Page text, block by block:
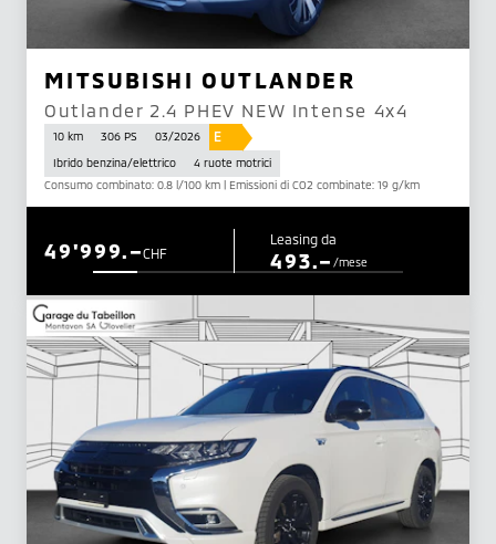
MITSUBISHI OUTLANDER
Outlander 2.4 PHEV NEW Intense 4x4
10 km 306 PS 03/2026 E
Ibrido benzina/elettrico
4 ruote motrici
Consumo combinato: 0.8 l/100 km | Emissioni di CO2 combinate: 19 g/km
CHF
49'999.– Leasing da
493.–/mese